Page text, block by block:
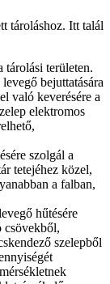
tároláshoz. Itt talál
tárolási területen.
bejuttatására
való keverésére a
elektromos
szolgál a
tetejéhez közel,
a falban,
hűtésére
csövekből,
szelepből